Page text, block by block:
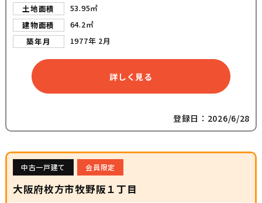
土地面積
53.95㎡
建物面積
64.2㎡
築年月
1977年 2月
詳しく見る
登録日：2026/6/28
中古一戸建て 会員限定
大阪府枚方市牧野阪１丁目